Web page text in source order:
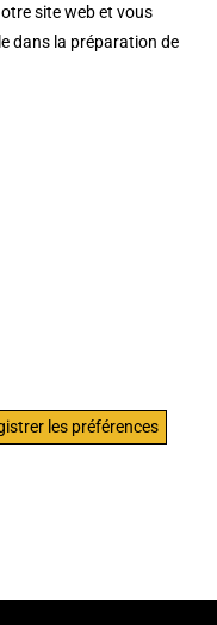
site web et vous
dans la préparation de
les préférences